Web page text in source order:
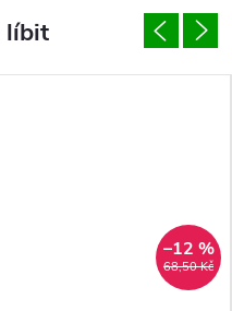
68,50 Kč
–12 %